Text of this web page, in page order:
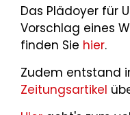
Das Plädoyer für
Vorschlag eines
finden Sie hier.
Zudem entstand
Zeitungsartikel